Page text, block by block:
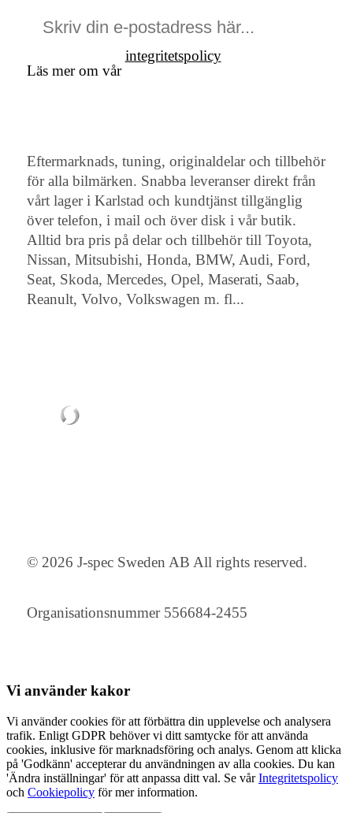
Läs mer om vår
integritetspolicy
Eftermarknads, tuning, originaldelar och tillbehör
för alla bilmärken. Snabba leveranser direkt från
vårt lager i Karlstad och kundtjänst tillgänglig
över telefon, i mail och över disk i vår butik.
Alltid bra pris på delar och tillbehör till Toyota,
Nissan, Mitsubishi, Honda, BMW, Audi, Ford,
Seat, Skoda, Mercedes, Opel, Maserati, Saab,
Reanult, Volvo, Volkswagen m. fl...
© 2026 J-spec Sweden AB All rights reserved.
Organisationsnummer 556684-2455
Vi använder kakor
Vi använder cookies för att förbättra din upplevelse och analysera
trafik. Enligt GDPR behöver vi ditt samtycke för att använda
cookies, inklusive för marknadsföring och analys. Genom att klicka
på 'Godkänn' accepterar du användningen av alla cookies. Du kan
'Ändra inställningar' för att anpassa ditt val. Se vårIntegritetspolicy
och Cookiepolicy för mer information.